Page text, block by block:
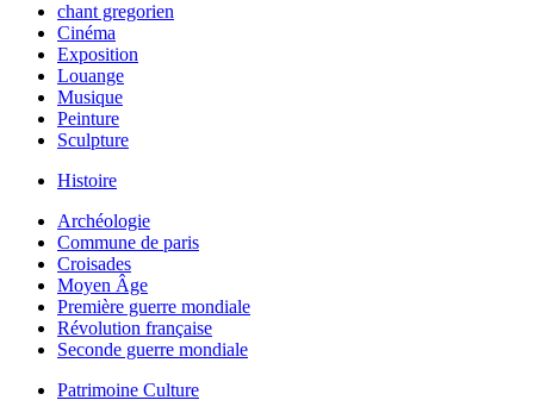
chant gregorien
Cinéma
Exposition
Louange
Musique
Peinture
Sculpture
Histoire
Archéologie
Commune de paris
Croisades
Moyen Âge
Première guerre mondiale
Révolution française
Seconde guerre mondiale
Patrimoine Culture